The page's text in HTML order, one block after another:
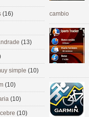
cambio
(16)
(13)
simple (10)
(10)
(10)
(10)